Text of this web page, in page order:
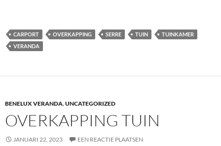
CARPORT OVERKAPPING SERRE TUIN
TUINKAMER
VERANDA
BENELUX VERANDA,UNCATEGORIZED
OVERKAPPING TUIN
JANUARI 22, 2023 EEN REACTIE PLAATSEN